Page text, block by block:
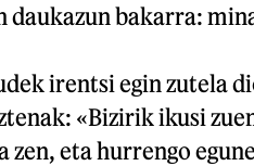
daukazun bakarra:
irentsi egin zutela
«Bizirik ikusi
zen, eta hurrengo